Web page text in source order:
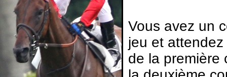
Vous avez un
jeu et
de la première